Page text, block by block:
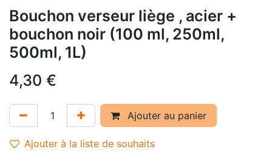
Bouchon verseur liège , acier +
bouchon noir (100 ml, 250ml,
500ml, 1L)
4,30 €
Ajouter au panier
Ajouter à la liste de souhaits